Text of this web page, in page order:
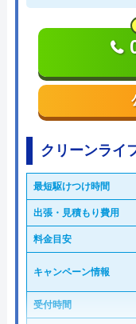
クリーンライ
最短駆けつけ時間
出張・見積もり費用
料金目安
キャンペーン情報
受付時間